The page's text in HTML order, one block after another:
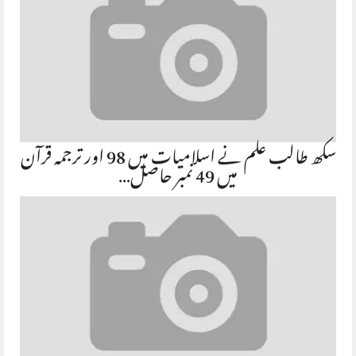
سکھ طالب علم نے اسلامیات میں 98 اور ترجمہ قرآن میں 49 نمبر حاصل…